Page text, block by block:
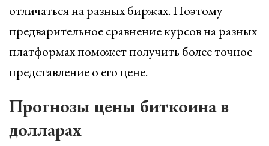
отличаться на разных биржах. Поэтому
предварительное сравнение курсов на разных
платформах поможет получить более точное
представление о его цене.
Прогнозы цены биткоина в
долларах